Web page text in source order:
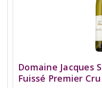
Domaine Jacques
Fuissé Premier